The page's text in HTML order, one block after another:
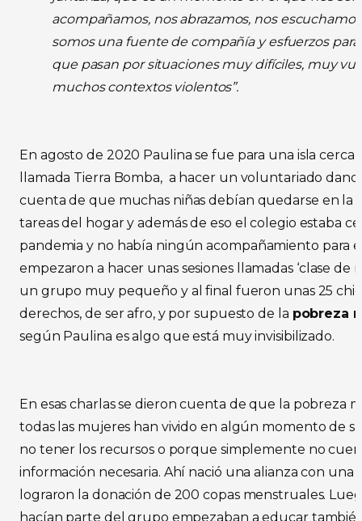
acompañamos, nos abrazamos, nos
somos una fuente de compañía y esfuerzos
que pasan por situaciones muy difíciles, muy
muchos contextos violentos”.
En agosto de 2020 Paulina se fue para una isla
llamada Tierra Bomba, a hacer un voluntariado
cuenta de que muchas niñas debían quedarse en la
tareas del hogar y además de eso el colegio estaba
pandemia y no había ningún acompañamiento para
empezaron a hacer unas sesiones llamadas ‘clase de
un grupo muy pequeño y al final fueron unas 25
derechos, de ser afro, y por supuesto de la pobreza
según Paulina es algo que está muy invisibilizado.
En esas charlas se dieron cuenta de que la pobreza
todas las mujeres han vivido en algún momento de
no tener los recursos o porque simplemente no
información necesaria. Ahí nació una alianza con una
lograron la donación de 200 copas menstruales.
hacían parte del grupo empezaban a educar